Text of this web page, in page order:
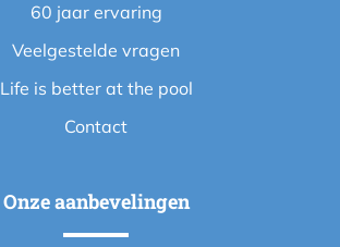
60 jaar ervaring
Veelgestelde vragen
Life is better at the pool
Contact
Onze aanbevelingen